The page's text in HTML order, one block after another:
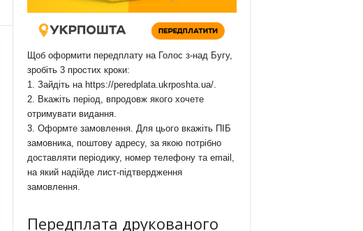
Щоб оформити передплату на Голос з-над Бугу,
зробіть 3 простих кроки:
1. Зайдіть на https://peredplata.ukrposhta.ua/.
2. Вкажіть період, впродовж якого хочете
отримувати видання.
3. Оформте замовлення. Для цього вкажіть ПІБ
замовника, поштову адресу, за якою потрібно
доставляти періодику, номер телефону та email,
на який надійде лист-підтвердження
замовлення.
Передплата друкованого